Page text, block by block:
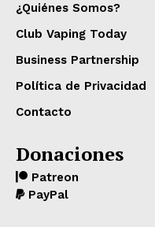
¿Quiénes Somos?
Club Vaping Today
Business Partnership
Política de Privacidad
Contacto
Donaciones
Patreon
PayPal